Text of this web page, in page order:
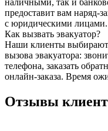
предоставит вам наряд-
с юридическими лицами.
Как вызвать эвакуатор?
Наши клиенты выбирают
вызова эвакуатора:
телефона, заказать
онлайн-заказа. Время
Отзывы